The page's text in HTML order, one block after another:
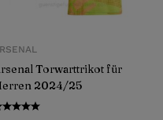
Torwarttrikot für
2024/25